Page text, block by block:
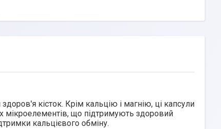
здоров'я кісток. Крім кальцію і магнію, ці капсули
мікроелементів, що підтримують здоровий
кальцієвого обміну.